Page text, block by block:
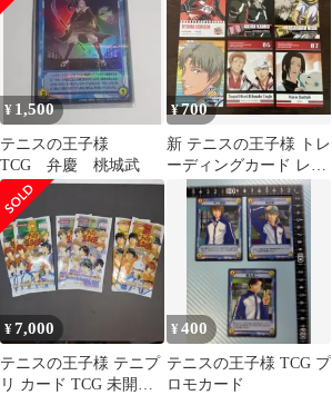
¥ 1,500
テニスの王子様
TCG 弁慶 桃城武
¥700
新 テニスの王子様 トレ
ーディングカード レア
カード含む 6枚セット
¥7,000
テニスの王子様 テニプ
リ カード TCG 未開封
¥400
テニスの王子様 TCG プ
ロモカード